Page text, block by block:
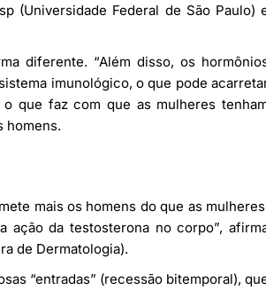
(Universidade Federal de São Paulo)
diferente. “Além disso, os
imunológico, o que pode
que faz com que as mulheres
homens.
mais os homens do que as
ação da testosterona no corpo”,
de Dermatologia).
“entradas” (recessão bitemporal),